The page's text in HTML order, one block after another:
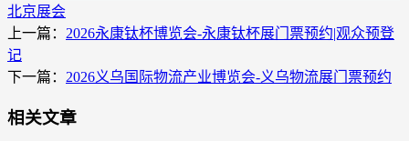
北京展会
上一篇： 2026永康钛杯博览会-永康钛杯展门票预约|观众预登
记
下一篇： 2026义乌国际物流产业博览会-义乌物流展门票预约
相关文章